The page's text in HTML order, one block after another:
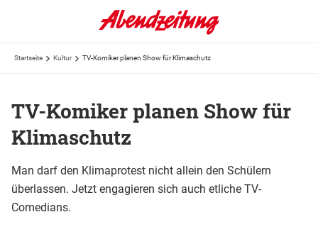
Startseite Kultur TV-Komiker planen Show für Klimaschutz
TV-Komiker planen Show für
Klimaschutz
Man darf den Klimaprotest nicht allein den Schülern
überlassen. Jetzt engagieren sich auch etliche TV-
Comedians.